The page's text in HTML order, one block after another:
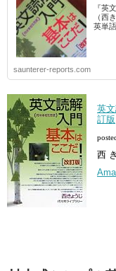
『英
（西
英単
saunterer-reports.com
英
訂版
西